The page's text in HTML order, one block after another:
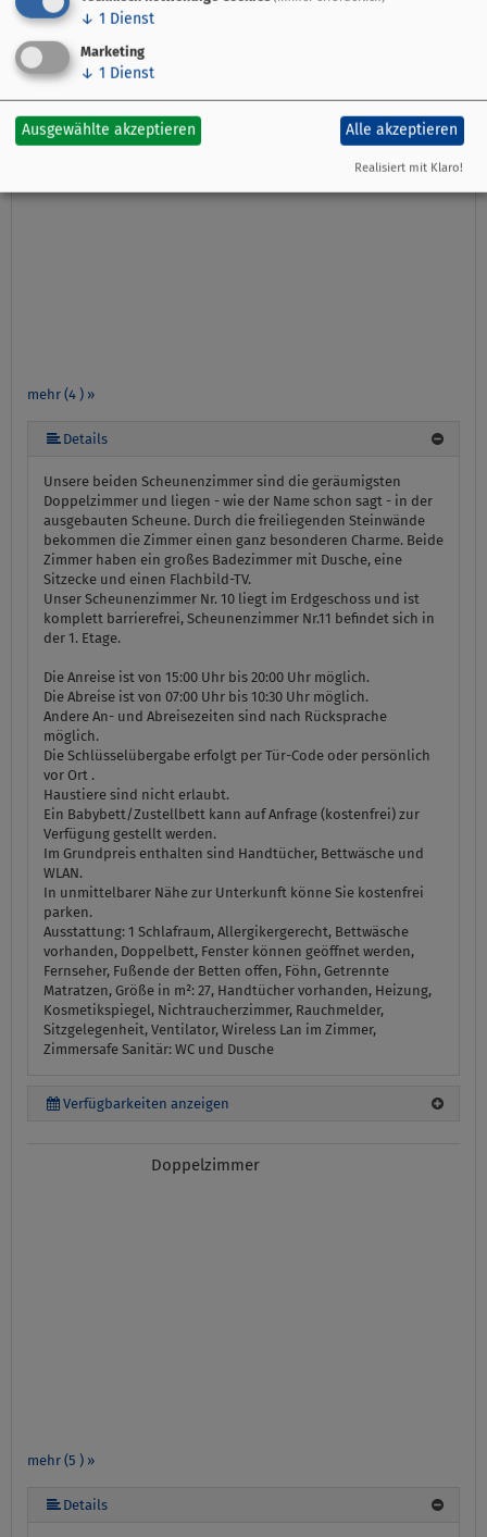
mehr (4 ) »
Scheunenzimmer
Details
Unsere beiden Scheunenzimmer sind die geräumigsten
Doppelzimmer und liegen - wie der Name schon sagt - in der
ausgebauten Scheune. Durch die freiliegenden Steinwände
bekommen die Zimmer einen ganz besonderen Charme. Beide
Zimmer haben ein großes Badezimmer mit Dusche, eine
Sitzecke und einen Flachbild-TV.
Unser Scheunenzimmer Nr. 10 liegt im Erdgeschoss und ist
komplett barrierefrei, Scheunenzimmer Nr.11 befindet sich in
der 1. Etage.
Die Anreise ist von 15:00 Uhr bis 20:00 Uhr möglich.
Die Abreise ist von 07:00 Uhr bis 10:30 Uhr möglich.
Andere An- und Abreisezeiten sind nach Rücksprache
möglich.
Die Schlüsselübergabe erfolgt per Tür-Code oder persönlich
vor Ort .
Haustiere sind nicht erlaubt.
Ein Babybett/Zustellbett kann auf Anfrage (kostenfrei) zur
Verfügung gestellt werden.
Im Grundpreis enthalten sind Handtücher, Bettwäsche und
WLAN.
In unmittelbarer Nähe zur Unterkunft könne Sie kostenfrei
parken.
Ausstattung: 1 Schlafraum, Allergikergerecht, Bettwäsche
vorhanden, Doppelbett, Fenster können geöffnet werden,
Fernseher, Fußende der Betten offen, Föhn, Getrennte
Matratzen, Größe in m²: 27, Handtücher vorhanden, Heizung,
Kosmetikspiegel, Nichtraucherzimmer, Rauchmelder,
Sitzgelegenheit, Ventilator, Wireless Lan im Zimmer,
Zimmersafe Sanitär: WC und Dusche
Verfügbarkeiten anzeigen
mehr (5 ) »
mehr (5 ) »
Doppelzimmer
Details
↓ 1 Dienst
Marketing
↓ 1 Dienst
Ausgewählte akzeptieren Alle akzeptieren
Realisiert mit Klaro!